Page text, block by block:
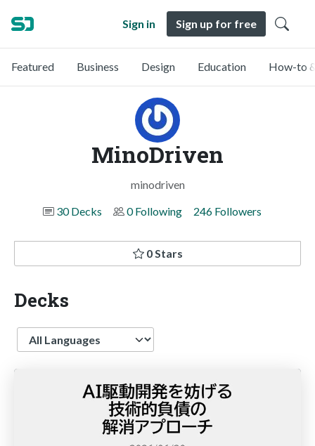
Sign in Sign up for free
Featured Business Design Education How-to
MinoDriven
minodriven
30 Decks
0 Following 246 Followers
0 Stars
Decks
Language